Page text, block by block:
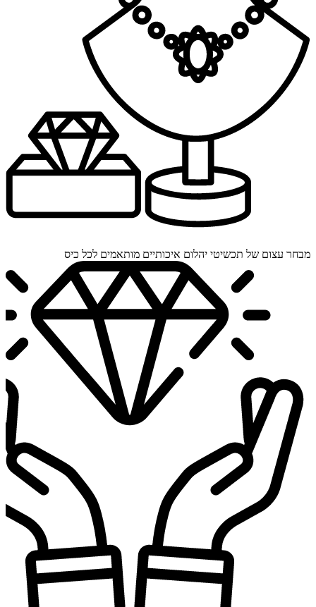
מבחר עצום של תכשיטי יהלום איכותיים מותאמים לכל כיס